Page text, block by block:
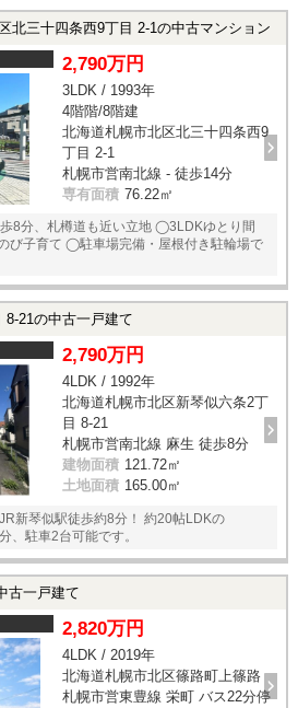
北三十四条西9丁目 2-1の中古マンション
2,790万円
3LDK / 1993年
4階階/8階建
北海道札幌市北区北三十四条西9
丁目 2-1
札幌市営南北線 - 徒歩14分
専有面積 76.22㎡
8分、札樽道も近い立地 ◯3LDKゆとり間
び子育て ◯駐車場完備・屋根付き駐輪場で
21の中古一戸建て
2,790万円
4LDK / 1992年
北海道札幌市北区新琴似六条2丁
目 8-21
札幌市営南北線 麻生 徒歩8分
建物面積 121.72㎡
土地面積 165.00㎡
新琴似駅徒歩約8分！ 約20帖LDKの
、駐車2台可能です。
古一戸建て
2,820万円
4LDK / 2019年
北海道札幌市北区篠路町上篠路
札幌市営東豊線 栄町 バス22分停